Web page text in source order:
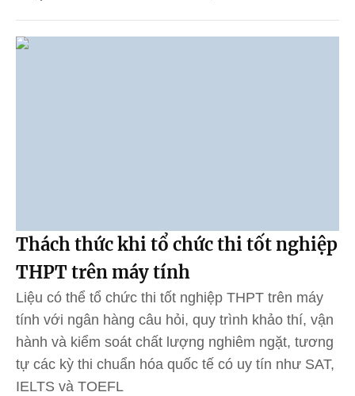
Thách thức khi tổ chức thi tốt nghiệp
THPT trên máy tính
Liệu có thể tổ chức thi tốt nghiệp THPT trên máy
tính với ngân hàng câu hỏi, quy trình khảo thí, vận
hành và kiểm soát chất lượng nghiêm ngặt, tương
tự các kỳ thi chuẩn hóa quốc tế có uy tín như SAT,
IELTS và TOEFL